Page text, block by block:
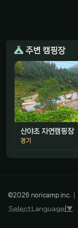
주변 캠핑장
산야초 자연캠핑장
경기
©2026noricamp inc.
Select Language ▼